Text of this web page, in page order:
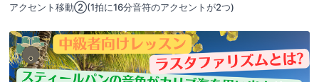
アクセント移動②(1拍に16分音符のアクセントが2つ)